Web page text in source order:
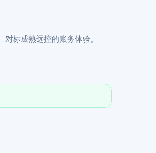
标成熟远控的账务体验。